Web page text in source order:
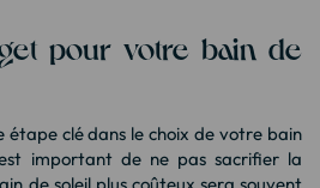
pour votre bain de
étape clé dans le choix de votre bain
important de ne pas sacrifier la
de soleil plus coûteux sera souvent